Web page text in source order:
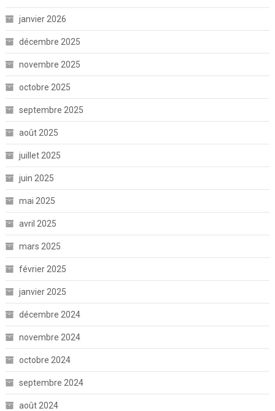
janvier 2026
décembre 2025
novembre 2025
octobre 2025
septembre 2025
août 2025
juillet 2025
juin 2025
mai 2025
avril 2025
mars 2025
février 2025
janvier 2025
décembre 2024
novembre 2024
octobre 2024
septembre 2024
août 2024